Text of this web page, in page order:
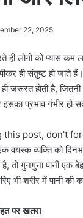
22, 2025
ही लोगों को
ही संतुष्ट हो जाते
ही जरूरत होती है,
प्रभाव गंभीर हो
this post, don't
एक वयस्क व्यक्ति को
है, तो गुनगुना पानी
शरीर में पानी की
पर खतरा